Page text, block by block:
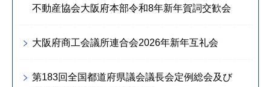
不動産協会大阪府本部令和8年新年賀詞交歓会
大阪府商工会議所連合会2026年新年互礼会
第183回全国都道府県議会議長会定例総会及び